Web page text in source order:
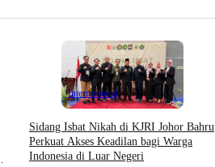
Internasional
Sidang Isbat Nikah di KJRI Johor Bahru
Perkuat Akses Keadilan bagi Warga
Indonesia di Luar Negeri